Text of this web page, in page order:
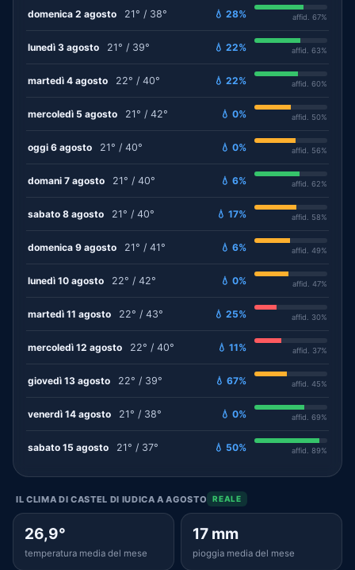
domenica 2 agosto 21° / 38° 💧 28% affid. 67%
lunedì 3 agosto 21° / 39° 💧 22% affid. 63%
martedì 4 agosto 22° / 40° 💧 22% affid. 60%
mercoledì 5 agosto 21° / 42° 💧 0% affid. 50%
oggi 6 agosto 21° / 40° 💧 0% affid. 56%
domani 7 agosto 21° / 40° 💧 6% affid. 62%
sabato 8 agosto 21° / 40° 💧 17% affid. 58%
domenica 9 agosto 21° / 41° 💧 6% affid. 49%
lunedì 10 agosto 22° / 42° 💧 0% affid. 47%
martedì 11 agosto 22° / 43° 💧 25% affid. 30%
mercoledì 12 agosto 22° / 40° 💧 11% affid. 37%
giovedì 13 agosto 22° / 39° 💧 67% affid. 45%
venerdì 14 agosto 21° / 38° 💧 0% affid. 69%
sabato 15 agosto 21° / 37° 💧 50% affid. 89%
IL CLIMA DI CASTEL DI IUDICA A AGOSTO REALE
26,9°
temperatura media del mese
17 mm
pioggia media del mese